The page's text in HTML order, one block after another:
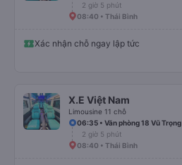
2 giờ 5 phút
08:40 • Thái Bình
Xác nhận chỗ ngay lập tức
X.E Việt Nam
Limousine 11 chỗ
06:35 • Văn phòng 18 Vũ
2 giờ 5 phút
08:40 • Thái Bình